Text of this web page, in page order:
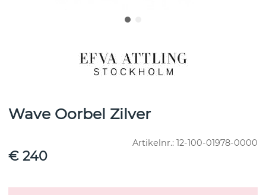
Wave Oorbel Zilver
Artikelnr.: 12-100-01978-0000
€ 240